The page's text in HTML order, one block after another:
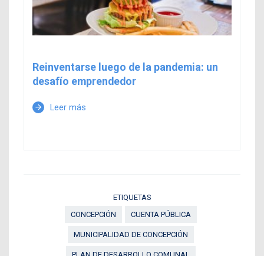
Reinventarse luego de la pandemia: un
desafío emprendedor
arrow_forward Leer más
ETIQUETAS
CONCEPCIÓN
CUENTA PÚBLICA
MUNICIPALIDAD DE CONCEPCIÓN